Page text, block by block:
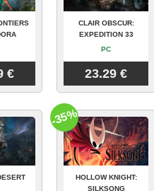
€
CLAIR OBSCUR:
EXPEDITION 33
PC
23.29 €
HOLLOW KNIGHT:
SILKSONG
-35%